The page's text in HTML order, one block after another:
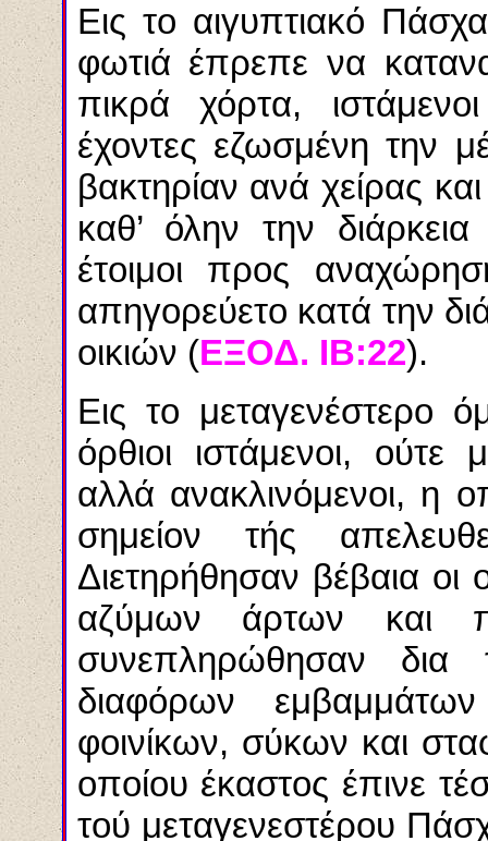
Εις το αιγυπτιακό
φωτιά έπρεπε να
πικρά χόρτα,
έχοντες εζωσμένη την
βακτηρίαν ανά χείρας
καθ’ όλην την
έτοιμοι προς
απηγορεύετο κατά την
οικιών (ΕΞΟΔ. ΙΒ:22).
Εις το μεταγενέστερο
όρθιοι ιστάμενοι,
αλλά ανακλινόμενοι, η
σημείον τής
Διετηρήθησαν βέβαια οι
αζύμων άρτων και
συνεπληρώθησαν δια
διαφόρων
φοινίκων, σύκων και
οποίου έκαστος έπινε
τού μεταγενεστέρου